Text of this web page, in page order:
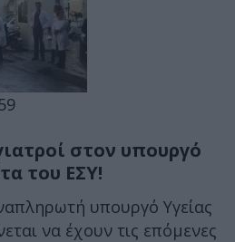
στον υπουργό
του ΕΣΥ!
υπουργό Υγείας
να έχουν τις επόμενες